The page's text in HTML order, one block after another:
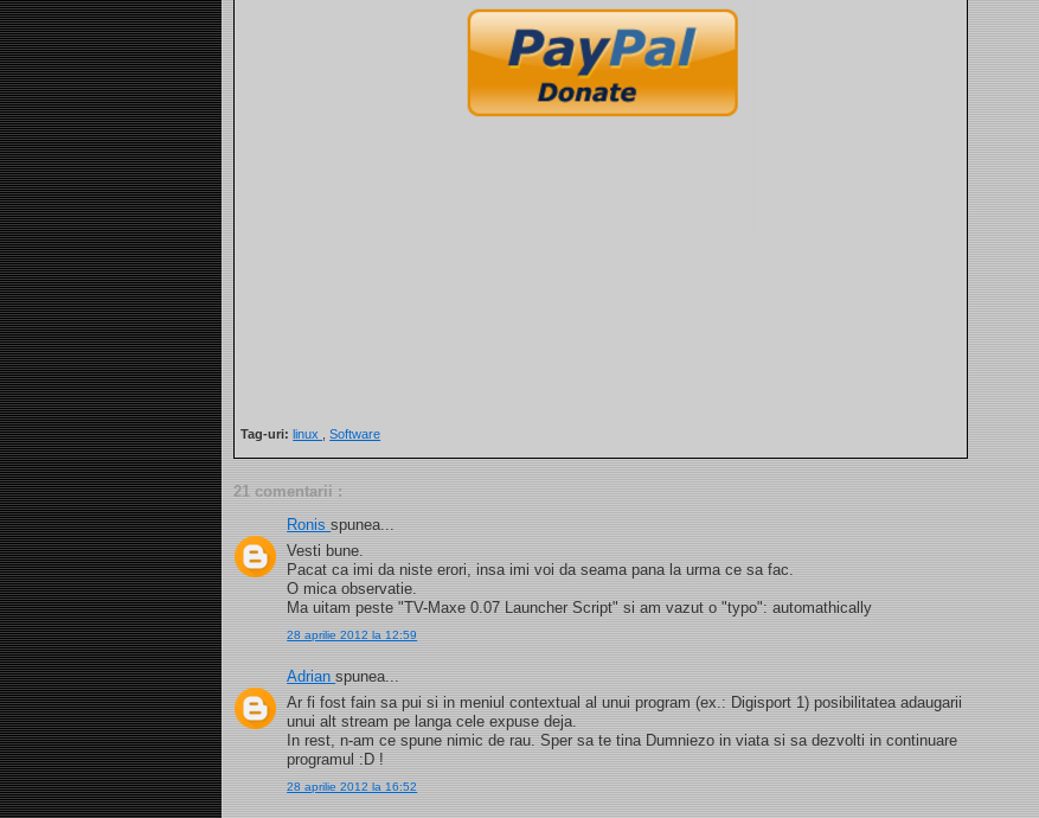
Tag-uri:linux ,Software
21 comentarii :
Ronisspunea...
Vesti bune.
Pacat ca imi da niste erori, insa imi voi da seama pana la urma ce sa fac.
O mica observatie.
Ma uitam peste "TV-Maxe 0.07 Launcher Script" si am vazut o "typo": automathically
28 aprilie 2012 la 12:59
Adrianspunea...
Ar fi fost fain sa pui si in meniul contextual al unui program (ex.: Digisport 1) posibilitatea adaugarii
unui alt stream pe langa cele expuse deja.
In rest, n-am ce spune nimic de rau. Sper sa te tina Dumniezo in viata si sa dezvolti in continuare
programul :D !
28 aprilie 2012 la 16:52